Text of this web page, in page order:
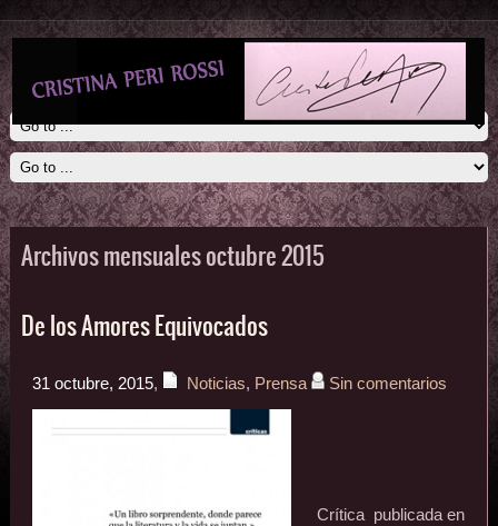
Archivos mensuales octubre 2015
De los Amores Equivocados
31 octubre, 2015, Noticias, Prensa Sin comentarios
Crítica publicada en